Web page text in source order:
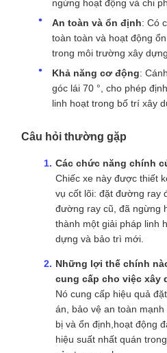
Chiều cao trung tâm của
bộ ghép
Thiết kế cốt lõi và lợi thế
Chiếc xe tích hợp một bánh xe
một hệ thống gắn kết tối ưu hóa
Chức năng kép: Thực
mới và tái chế đường ray
máy chuyên dụng.
Hiệu quả hoạt động
:
rút ngắn thời gian xây
ngừng hoạt động và chi
An toàn và ổn định: Có
toàn toàn và hoạt động
trong môi trường xây
Khả năng cơ động
:
góc lái 70 °, cho phép
linh hoạt trong bố trí xây